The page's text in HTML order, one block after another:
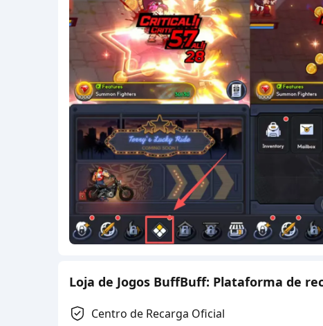
Loja de Jogos BuffBuff: Plataforma de
Centro de Recarga Oficial